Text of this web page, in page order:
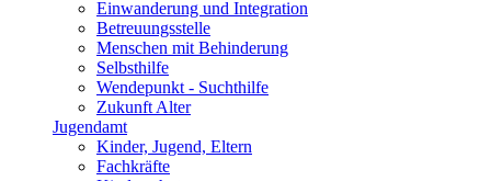
Einwanderung und Integration
Betreuungsstelle
Menschen mit Behinderung
Selbsthilfe
Wendepunkt - Suchthilfe
Zukunft Alter
Jugendamt
Kinder, Jugend, Eltern
Fachkräfte